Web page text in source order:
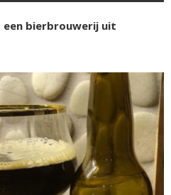
een bierbrouwerij uit